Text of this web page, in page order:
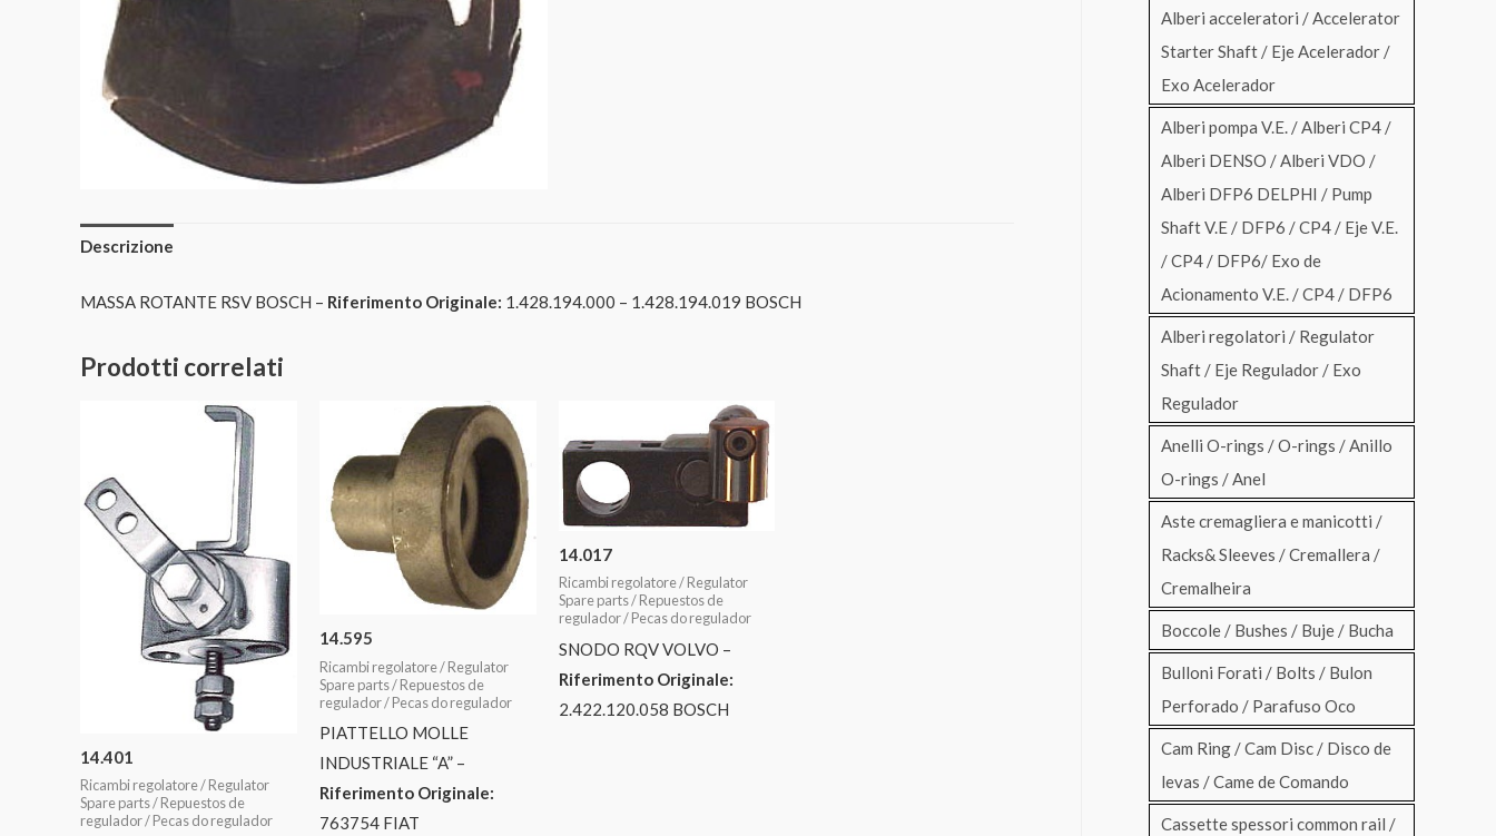
Descrizione
MASSA ROTANTE RSV BOSCH – Riferimento Originale: 1.428.194.000 – 1.428.194.019 BOSCH
Prodotti correlati
14.401
Ricambi regolatore / Regulator
Spare parts / Repuestos de
regulador / Pecas do regulador
14.595
Ricambi regolatore / Regulator
Spare parts / Repuestos de
regulador / Pecas do regulador
PIATTELLO MOLLE
INDUSTRIALE “A” –
Riferimento Originale:
763754 FIAT
14.017
Ricambi regolatore / Regulator
Spare parts / Repuestos de
regulador / Pecas do regulador
SNODO RQV VOLVO –
Riferimento Originale:
2.422.120.058 BOSCH
Alberi acceleratori / Accelerator
Starter Shaft / Eje Acelerador /
Exo Acelerador
Alberi pompa V.E. / Alberi CP4 /
Alberi DENSO / Alberi VDO /
Alberi DFP6 DELPHI / Pump
Shaft V.E / DFP6 / CP4 / Eje V.E.
/ CP4 / DFP6/ Exo de
Acionamento V.E. / CP4 / DFP6
Alberi regolatori / Regulator
Shaft / Eje Regulador / Exo
Regulador
Anelli O-rings / O-rings / Anillo
O-rings / Anel
Aste cremagliera e manicotti /
Racks& Sleeves / Cremallera /
Cremalheira
Boccole / Bushes / Buje / Bucha
Bulloni Forati / Bolts / Bulon
Perforado / Parafuso Oco
Cam Ring / Cam Disc / Disco de
levas / Came de Comando
Cassette spessori common rail /